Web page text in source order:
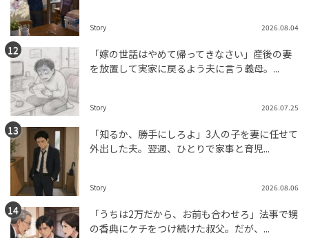
Story 2026.08.04
「嫁の世話はやめて帰ってきなさい」産後の妻
を放置して実家に戻るよう夫に言う義母。...
Story 2026.07.25
「知るか、勝手にしろよ」3人の子を妻に任せて
外出した夫。翌週、ひとりで家事と育児...
Story 2026.08.06
「うちは2万だから、お前も合わせろ」法事で甥
の香典にケチをつけ続けた叔父。だが、...